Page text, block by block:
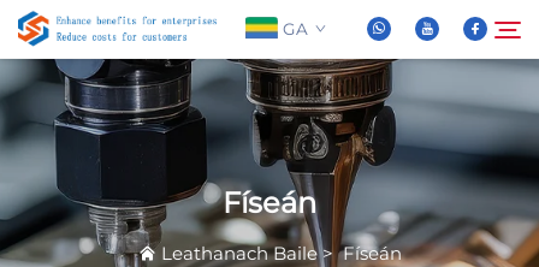
GA
Maidir Linn
Táirgí
Cuardaigh
Físeán
Leathanach Baile>Físeán